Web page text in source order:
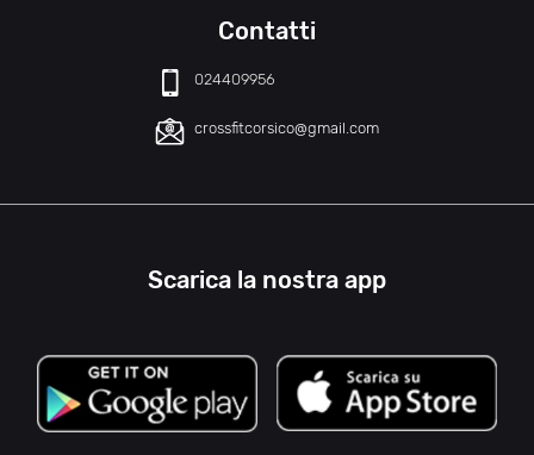
Contatti
024409956
crossfitcorsico@gmail.com
Scarica la nostra app